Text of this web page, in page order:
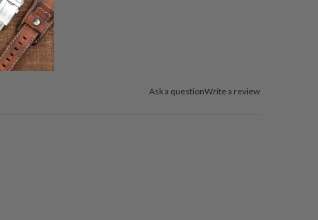
Ask a questionWrite a review